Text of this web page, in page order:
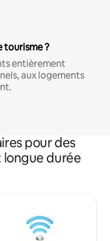
tourisme ?
entièrement
aux logements
pour des
durée